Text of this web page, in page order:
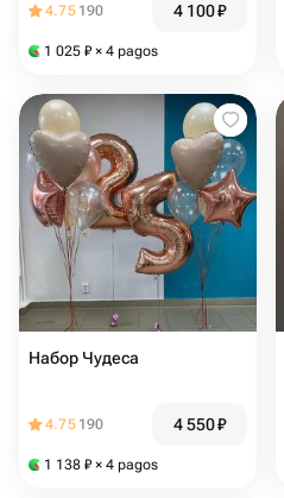
4.75 190 4 100₽
1 025 ₽ × 4 pagos
Набор Чудеса
4.75 190 4 550₽
1 138 ₽ × 4 pagos